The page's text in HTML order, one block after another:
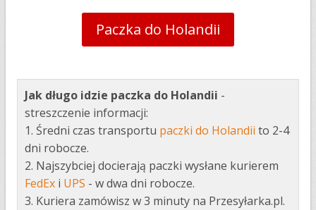
Paczka do Holandii
Jak długo idzie paczka do Holandii -
streszczenie informacji:
1. Średni czas transportu paczki do Holandii to 2-4
dni robocze.
2. Najszybciej docierają paczki wysłane kurierem
FedEx i UPS - w dwa dni robocze.
3. Kuriera zamówisz w 3 minuty na Przesyłarka.pl.